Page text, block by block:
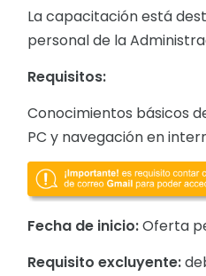
La capacitación está
personal de la
Requisitos:
Conocimientos básicos
PC y navegación en
Fecha de inicio:Oferta
Requisito excluyente: